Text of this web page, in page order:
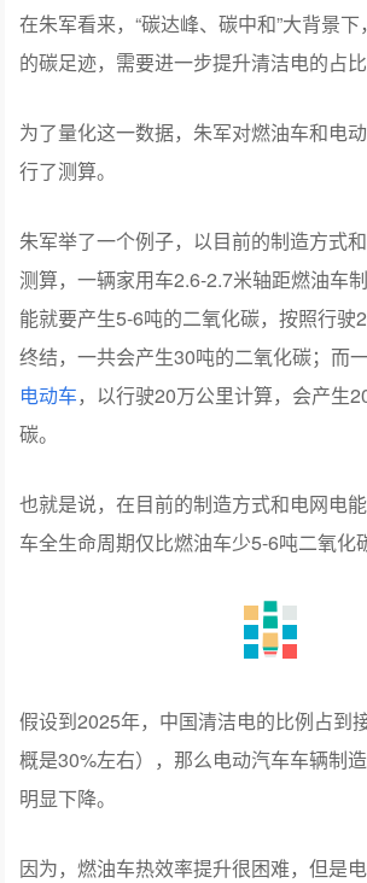
在朱军看来，“碳达峰、碳中和”大背景
的碳足迹，需要进一步提升清洁电的占比
为了量化这一数据，朱军对燃油车和电
行了测算。
朱军举了一个例子，以目前的制造方式
测算，一辆家用车2.6-2.7米轴距燃油车
能就要产生5-6吨的二氧化碳，按照行驶
终结，一共会产生30吨的二氧化碳；而
电动车，以行驶20万公里计算，会产生
碳。
也就是说，在目前的制造方式和电网电
车全生命周期仅比燃油车少5-6吨二氧化
假设到2025年，中国清洁电的比例占到
概是30%左右），那么电动汽车车辆制
明显下降。
因为，燃油车热效率提升很困难，但是